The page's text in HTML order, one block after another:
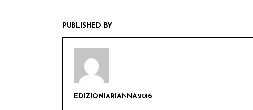
PUBLISHED BY
EDIZIONIARIANNA2016